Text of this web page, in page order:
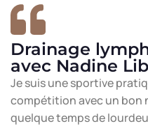
Drainage
avec Nadine
Je suis une sportive
compétition avec un bon
quelque temps de